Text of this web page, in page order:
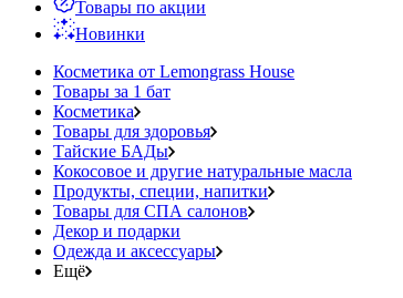
Товары по акции
Новинки
Косметика от Lemongrass House
Товары за 1 бат
Косметика
Товары для здоровья
Тайские БАДы
Кокосовое и другие натуральные масла
Продукты, специи, напитки
Товары для СПА салонов
Декор и подарки
Одежда и аксессуары
Ещё